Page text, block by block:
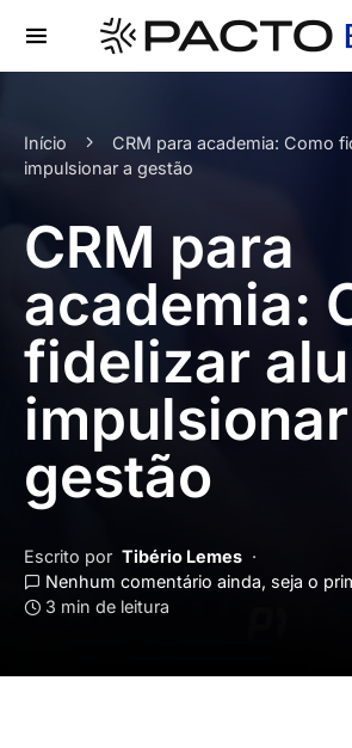
Início
CRM para academia: Como
impulsionar a gestão
CRM para
academia:
fidelizar
gestão
Escrito por Tibério Lemes
Nenhum comentário ainda, seja o
3 min de leitura